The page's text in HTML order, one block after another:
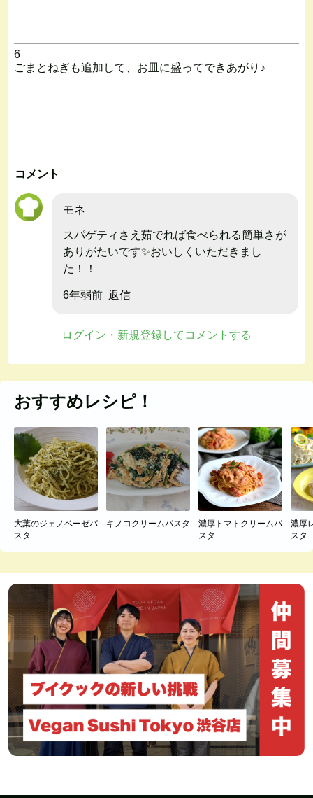
6
ごまとねぎも追加して、お皿に盛ってできあがり♪
コメント
モネ
スパゲティさえ茹でれば食べられる簡単さが
ありがたいです✨おいしくいただきまし
た！！
6年弱前 返信
ログイン・新規登録してコメントする
おすすめレシピ！
大葉のジェノベーゼパ
スタ
キノコクリームパスタ
濃厚トマトクリームパ
スタ
濃厚
スタ